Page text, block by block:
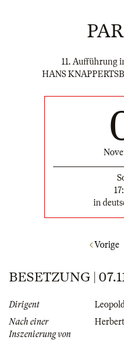
11. Aufführung
HANS
in
Vorige
BESETZUNG |
Dirigent
Nach einer
Inszenierung von